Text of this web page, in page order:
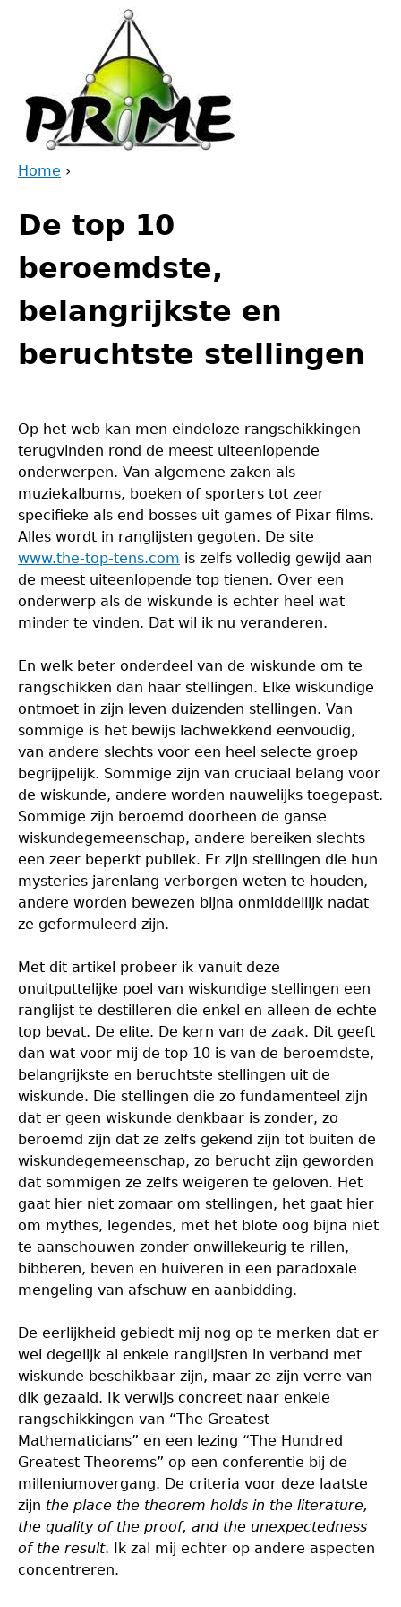
are
here
Home ›
to
top
De top 10
beroemdste,
belangrijkste en
beruchtste stellingen
Op het web kan men eindeloze rangschikkingen
terugvinden rond de meest uiteenlopende
onderwerpen. Van algemene zaken als
muziekalbums, boeken of sporters tot zeer
specifieke als end bosses uit games of Pixar films.
Alles wordt in ranglijsten gegoten. De site
www.the-top-tens.com is zelfs volledig gewijd aan
de meest uiteenlopende top tienen. Over een
onderwerp als de wiskunde is echter heel wat
minder te vinden. Dat wil ik nu veranderen.
En welk beter onderdeel van de wiskunde om te
rangschikken dan haar stellingen. Elke wiskundige
ontmoet in zijn leven duizenden stellingen. Van
sommige is het bewijs lachwekkend eenvoudig,
van andere slechts voor een heel selecte groep
begrijpelijk. Sommige zijn van cruciaal belang voor
de wiskunde, andere worden nauwelijks toegepast.
Sommige zijn beroemd doorheen de ganse
wiskundegemeenschap, andere bereiken slechts
een zeer beperkt publiek. Er zijn stellingen die hun
mysteries jarenlang verborgen weten te houden,
andere worden bewezen bijna onmiddellijk nadat
ze geformuleerd zijn.
Met dit artikel probeer ik vanuit deze
onuitputtelijke poel van wiskundige stellingen een
ranglijst te destilleren die enkel en alleen de echte
top bevat. De elite. De kern van de zaak. Dit geeft
dan wat voor mij de top 10 is van de beroemdste,
belangrijkste en beruchtste stellingen uit de
wiskunde. Die stellingen die zo fundamenteel zijn
dat er geen wiskunde denkbaar is zonder, zo
beroemd zijn dat ze zelfs gekend zijn tot buiten de
wiskundegemeenschap, zo berucht zijn geworden
dat sommigen ze zelfs weigeren te geloven. Het
gaat hier niet zomaar om stellingen, het gaat hier
om mythes, legendes, met het blote oog bijna niet
te aanschouwen zonder onwillekeurig te rillen,
bibberen, beven en huiveren in een paradoxale
mengeling van afschuw en aanbidding.
De eerlijkheid gebiedt mij nog op te merken dat er
wel degelijk al enkele ranglijsten in verband met
wiskunde beschikbaar zijn, maar ze zijn verre van
dik gezaaid. Ik verwijs concreet naar enkele
rangschikkingen van “The Greatest
Mathematicians” en een lezing “The Hundred
Greatest Theorems” op een conferentie bij de
milleniumovergang. De criteria voor deze laatste
zijn the place the theorem holds in the literature,
the quality of the proof, and the unexpectedness
of the result. Ik zal mij echter op andere aspecten
concentreren.